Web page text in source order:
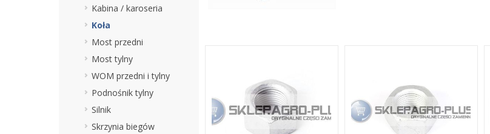
Kabina / karoseria
Koła
Most przedni
Most tylny
WOM przedni i tylny
Podnośnik tylny
Silnik
Skrzynia biegów